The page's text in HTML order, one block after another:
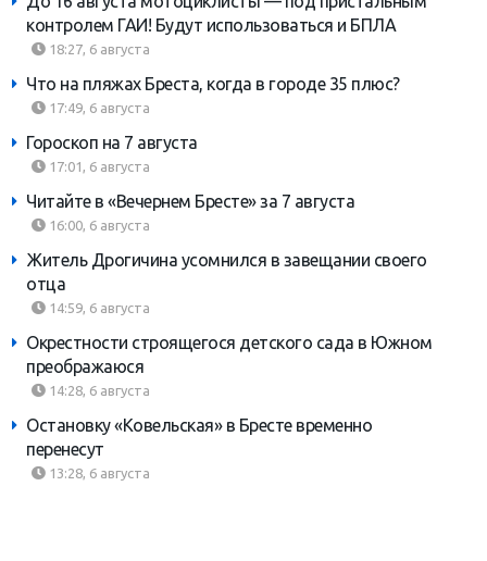
контролем ГАИ! Будут использоваться и БПЛА
18:27, 6 августа
Что на пляжах Бреста, когда в городе 35 плюс?
17:49, 6 августа
Гороскоп на 7 августа
17:01, 6 августа
Читайте в «Вечернем Бресте» за 7 августа
16:00, 6 августа
Житель Дрогичина усомнился в завещании своего
отца
14:59, 6 августа
Окрестности строящегося детского сада в Южном
преображаюся
14:28, 6 августа
Остановку «Ковельская» в Бресте временно
перенесут
13:28, 6 августа